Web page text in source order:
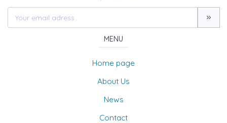
MENU
Home page
About Us
News
Contact